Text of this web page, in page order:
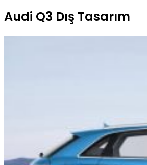
Audi Q3 Dış Tasarım